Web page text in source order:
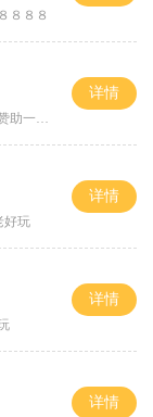
８８８
夜终
详情
好玩
详情
详情
详情